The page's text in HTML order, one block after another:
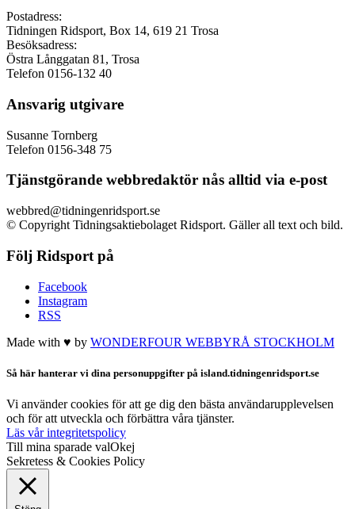
Postadress:
Tidningen Ridsport, Box 14, 619 21 Trosa
Besöksadress:
Östra Långgatan 81, Trosa
Telefon 0156-132 40
Ansvarig utgivare
Susanne Tornberg
Telefon 0156-348 75
Tjänstgörande webbredaktör nås alltid via e-post
webbred@tidningenridsport.se
© Copyright Tidningsaktiebolaget Ridsport. Gäller all text och bild.
Följ Ridsport på
Facebook
Instagram
RSS
Made with ♥ by WONDERFOUR WEBBYRÅ STOCKHOLM
Så här hanterar vi dina personuppgifter på island.tidningenridsport.se
Vi använder cookies för att ge dig den bästa användarupplevelsen
och för att utveckla och förbättra våra tjänster.
Läs vår integritetspolicy
Till mina sparade valOkej
Sekretess & Cookies Policy